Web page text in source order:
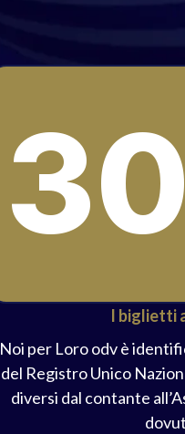
I biglietti
Noi per Loro odv è
del Registro Unico
diversi dal contante